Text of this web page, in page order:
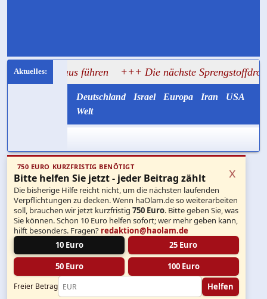
führen +++ Die nächste Sprengstoffdrohne könnte
Deutschland Israel Europa Iran
USA
Welt
750 EURO KURZFRISTIG BENÖTIGT
Bitte helfen Sie jetzt - jeder Beitrag zählt
Die bisherige Hilfe reicht nicht, um die nächsten laufenden
Verpflichtungen zu decken. Wenn haOlam.de so weiterarbeiten
soll, brauchen wir jetzt kurzfristig750 Euro. Bitte geben Sie, was
Sie können. Schon 10 Euro helfen sofort; wer mehr geben kann,
hilft besonders. Fragen? redaktion@haolam.de
10 Euro
25 Euro
50 Euro 100 Euro
Freier Betrag Helfen
x